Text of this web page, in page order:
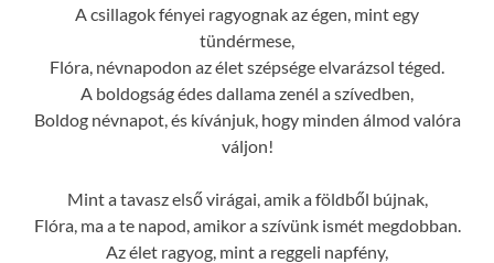
A csillagok fényei ragyognak az égen, mint egy
tündérmese,
Flóra, névnapodon az élet szépsége elvarázsol téged.
A boldogság édes dallama zenél a szívedben,
Boldog névnapot, és kívánjuk, hogy minden álmod valóra
váljon!
Mint a tavasz első virágai, amik a földből bújnak,
Flóra, ma a te napod, amikor a szívünk ismét megdobban.
Az élet ragyog, mint a reggeli napfény,